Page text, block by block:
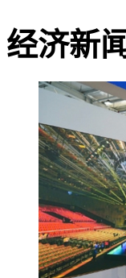
经济新